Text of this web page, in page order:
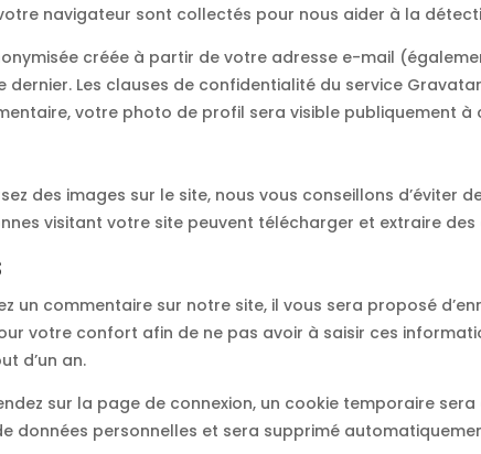
navigateur sont collectés pour nous aider à la
créée à partir de votre adresse e-mail
dernier. Les clauses de confidentialité du service
votre photo de profil sera visible publiquement
des images sur le site, nous vous conseillons
visitant votre site peuvent télécharger et extraire
un commentaire sur notre site, il vous sera proposé
votre confort afin de ne pas avoir à saisir ces
d’un an.
sur la page de connexion, un cookie temporaire
données personnelles et sera supprimé